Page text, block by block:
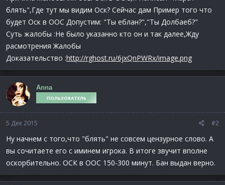
блять",Где тут мы видим Оск? Сейчас дам Пример того что
будет Оск в OOC Допустим: "Ты еблан?","Ты Долбаеб?"
Суть жалобы :Не было указанно кто он и так далее,Жду
расмотрения Жалобы
Доказательство :http://rghost.ru/6jxQnPWRx/image.png
Anna
ПОЛЬЗОВАТЕЛЬ
5 Дек 2015 #2
Ну начнем с того,что "блять" не совсем цензурное слово. А
вы сочитаете его с иминем игрока. В итоге звучит вполне
оскорбительно. ОСК в ООС 150-300 минут. Бан выдан верно.